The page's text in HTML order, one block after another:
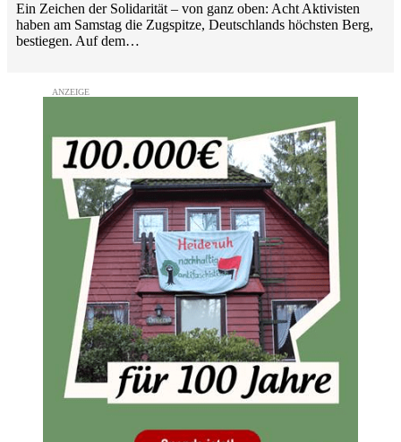
Ein Zeichen der Solidarität – von ganz oben: Acht Aktivisten
haben am Samstag die Zugspitze, Deutschlands höchsten Berg,
bestiegen. Auf dem…